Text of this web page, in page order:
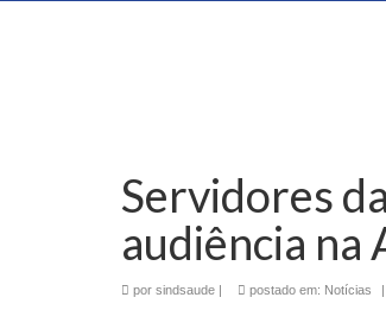
Servidores
audiência na
por sindsaude | postado em: Notícias |